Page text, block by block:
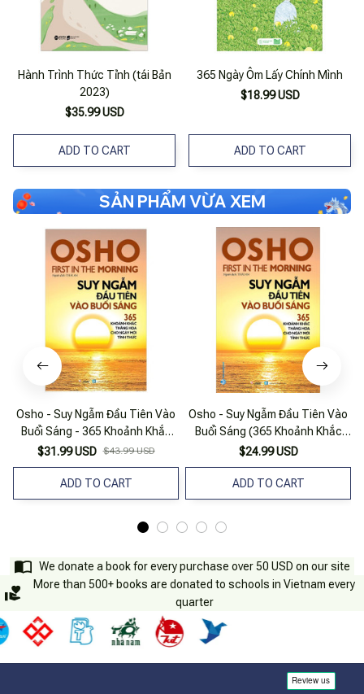
Hành Trình Thức Tỉnh (tái Bản
2023)
$35.99 USD
ADD TO CART
365 Ngày Ôm Lấy Chính Mình
$18.99 USD
ADD TO CART
SẢN PHẨM VỪA XEM
Osho - Suy Ngẫm Đầu Tiên Vào
Buổi Sáng - 365 Khoảnh Khắc
Thăng Hoa Cho Ngày Mới Tỉnh
Thức (Tái Bản 2022)
$31.99 USD $43.99 USD
ADD TO CART
Osho - Suy Ngẫm Đầu Tiên Vào
Buổi Sáng (365 Khoảnh Khắc
Thăng Hoa Cho Ngày Mới Tỉnh
Thức) - Tái Bản
$24.99 USD
ADD TO CART
We donate a book for every purchase over 50 USD on our site
More than 500+ books are donated to schools in Vietnam every
quarter